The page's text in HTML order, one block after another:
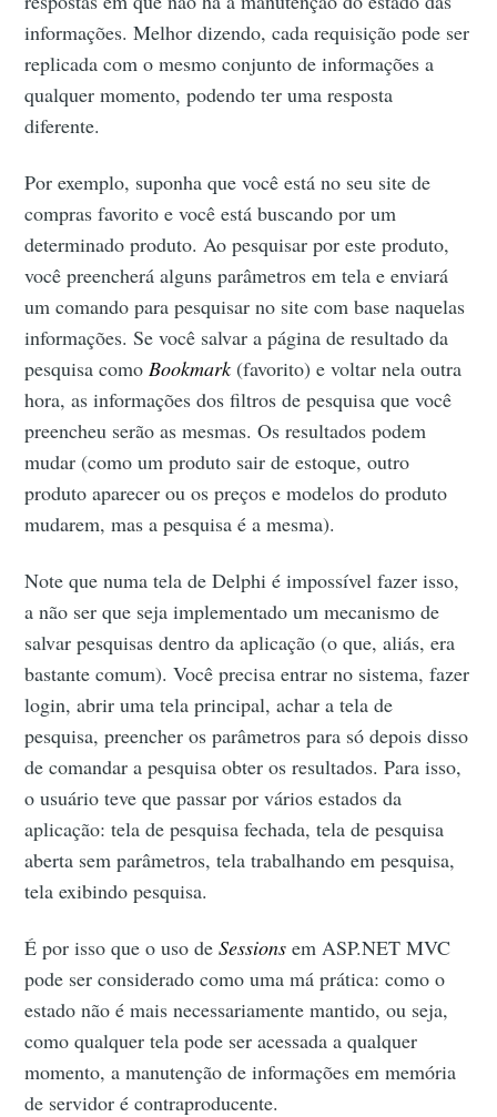
informações. Melhor dizendo, cada requisição pode ser
replicada com o mesmo conjunto de informações a
qualquer momento, podendo ter uma resposta
diferente.
Por exemplo, suponha que você está no seu site de
compras favorito e você está buscando por um
determinado produto. Ao pesquisar por este produto,
você preencherá alguns parâmetros em tela e enviará
um comando para pesquisar no site com base naquelas
informações. Se você salvar a página de resultado da
pesquisa comoBookmark(favorito) e voltar nela outra
hora, as informações dos filtros de pesquisa que você
preencheu serão as mesmas. Os resultados podem
mudar (como um produto sair de estoque, outro
produto aparecer ou os preços e modelos do produto
mudarem, mas a pesquisa é a mesma).
Note que numa tela de Delphi é impossível fazer isso,
a não ser que seja implementado um mecanismo de
salvar pesquisas dentro da aplicação (o que, aliás, era
bastante comum). Você precisa entrar no sistema, fazer
login, abrir uma tela principal, achar a tela de
pesquisa, preencher os parâmetros para só depois disso
de comandar a pesquisa obter os resultados. Para isso,
o usuário teve que passar por vários estados da
aplicação: tela de pesquisa fechada, tela de pesquisa
aberta sem parâmetros, tela trabalhando em pesquisa,
tela exibindo pesquisa.
É por isso que o uso deSessions em ASP.NET MVC
pode ser considerado como uma má prática: como o
estado não é mais necessariamente mantido, ou seja,
como qualquer tela pode ser acessada a qualquer
momento, a manutenção de informações em memória
de servidor é contraproducente.